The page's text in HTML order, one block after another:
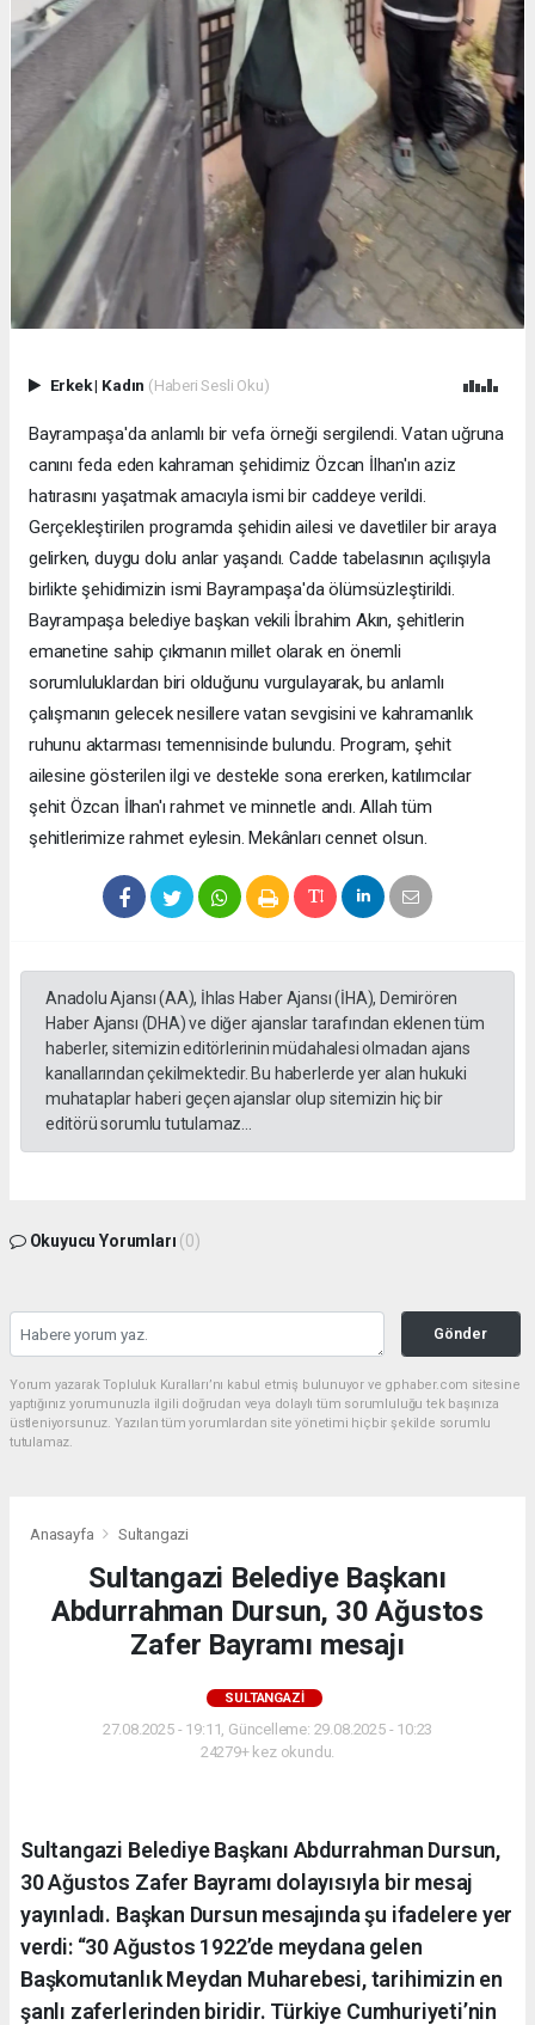
Erkek| Kadın (Haberi Sesli Oku)
Bayrampaşa'da anlamlı bir vefa örneği sergilendi. Vatan uğruna
canını feda eden kahraman şehidimiz Özcan İlhan'ın aziz
hatırasını yaşatmak amacıyla ismi bir caddeye verildi.
Gerçekleştirilen programda şehidin ailesi ve davetliler bir araya
gelirken, duygu dolu anlar yaşandı. Cadde tabelasının açılışıyla
birlikte şehidimizin ismi Bayrampaşa'da ölümsüzleştirildi.
Bayrampaşa belediye başkan vekili İbrahim Akın, şehitlerin
emanetine sahip çıkmanın millet olarak en önemli
sorumluluklardan biri olduğunu vurgulayarak, bu anlamlı
çalışmanın gelecek nesillere vatan sevgisini ve kahramanlık
ruhunu aktarması temennisinde bulundu. Program, şehit
ailesine gösterilen ilgi ve destekle sona ererken, katılımcılar
şehit Özcan İlhan'ı rahmet ve minnetle andı. Allah tüm
şehitlerimize rahmet eylesin. Mekânları cennet olsun.
Anadolu Ajansı (AA), İhlas Haber Ajansı (İHA), Demirören
Haber Ajansı (DHA) ve diğer ajanslar tarafından eklenen tüm
haberler, sitemizin editörlerinin müdahalesi olmadan ajans
kanallarından çekilmektedir. Bu haberlerde yer alan hukuki
muhataplar haberi geçen ajanslar olup sitemizin hiç bir
editörü sorumlu tutulamaz...
Okuyucu Yorumları (0)
Gönder
Yorum yazarak Topluluk Kuralları’nı kabul etmiş bulunuyor ve gphaber.com sitesine
yaptığınız yorumunuzla ilgili doğrudan veya dolaylı tüm sorumluluğu tek başınıza
üstleniyorsunuz. Yazılan tüm yorumlardan site yönetimi hiçbir şekilde sorumlu
tutulamaz.
Anasayfa Sultangazi
Sultangazi Belediye Başkanı
Abdurrahman Dursun, 30 Ağustos
Zafer Bayramı mesajı
SULTANGAZI
27.08.2025 - 19:11, Güncelleme: 29.08.2025 - 10:23
24279+ kez okundu.
Sultangazi Belediye Başkanı Abdurrahman Dursun,
30 Ağustos Zafer Bayramı dolayısıyla bir mesaj
yayınladı. Başkan Dursun mesajında şu ifadelere yer
verdi: “30 Ağustos 1922’de meydana gelen
Başkomutanlık Meydan Muharebesi, tarihimizin en
şanlı zaferlerinden biridir. Türkiye Cumhuriyeti’nin